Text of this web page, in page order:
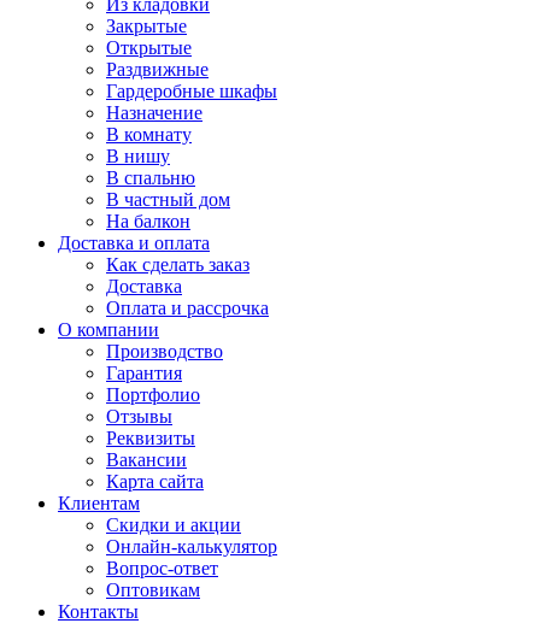
Из кладовки
Закрытые
Открытые
Раздвижные
Гардеробные шкафы
Назначение
В комнату
В нишу
В спальню
В частный дом
На балкон
Доставка и оплата
Как сделать заказ
Доставка
Оплата и рассрочка
О компании
Производство
Гарантия
Портфолио
Отзывы
Реквизиты
Вакансии
Карта сайта
Клиентам
Скидки и акции
Онлайн-калькулятор
Вопрос-ответ
Оптовикам
Контакты